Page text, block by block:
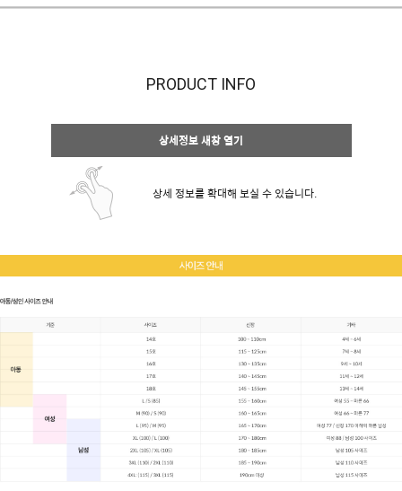
PRODUCT INFO
상세정보 새창 열기
상세 정보를 확대해 보실 수 있습니다.